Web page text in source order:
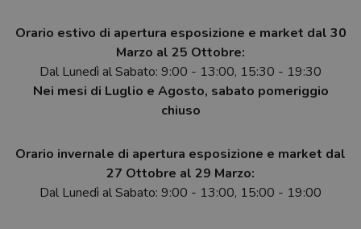
Orario estivo di apertura esposizione e market dal 30
Marzo al 25 Ottobre:
Dal Lunedì al Sabato: 9:00 - 13:00, 15:30 - 19:30
Nei mesi di Luglio e Agosto, sabato pomeriggio
chiuso
Orario invernale di apertura esposizione e market dal
27 Ottobre al 29 Marzo:
Dal Lunedì al Sabato: 9:00 - 13:00, 15:00 - 19:00